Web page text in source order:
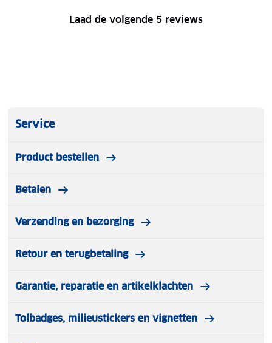
Laad de volgende 5 reviews
Service
Product bestellen
Betalen
Verzending en bezorging
Retour en terugbetaling
Garantie, reparatie en artikelklachten
Tolbadges, milieustickers en vignetten